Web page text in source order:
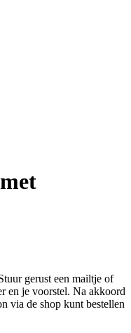
gerust een mailtje of
en je voorstel. Na akkoord
via de shop kunt bestellen